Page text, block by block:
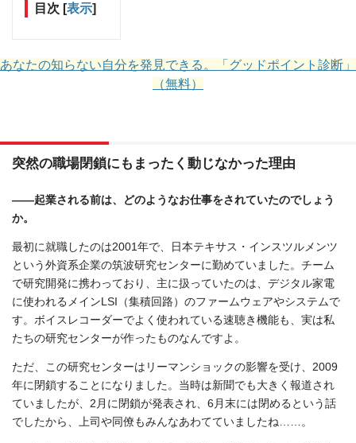
目次 [表示]
あなたの知らない自分を発見できる。「グッドポイント診断」
（無料）
突然の職場閉鎖にもまったく動じなかった理由
――起業される前は、どのようなお仕事をされていたのでしょう
か。
最初に就職したのは2001年で、日本テキサス・インスツルメンツ
という外資系企業の筑波研究センターに勤めていました。チーム
で研究開発に携わっており、主に扱っていたのは、デジタル家電
に使われるメインLSI（集積回路）のファームウェアやシステムで
す。ボイスレコーダーでよく使われている速聴き機能も、実は私
たちの研究センターが作ったものなんですよ。
ただ、この研究センターはリーマンショックの影響を受け、2009
年に閉鎖することになりました。当時は新聞でも大きく報道され
ていましたが、2月に閉鎖が発表され、6月末には閉めるという話
でしたから、上司や同僚もみんなあわてていましたね……。